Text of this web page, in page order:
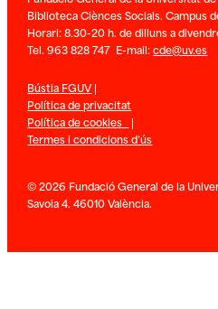
Biblioteca Ciènces Socials. Campus
Horari: 8.30-20 h. de dilluns a
Tel. 963 828 747 E-mail:cde@uv.es
Bústia FGUV|
Política de privacitat
Política de cookies |
Termes i condicions d’ús
© 2026 Fundació General de la
Savoia 4. 46010 València.